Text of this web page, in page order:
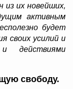
из их новейших,
активным
будет
своих усилий и
действиями
свободу.